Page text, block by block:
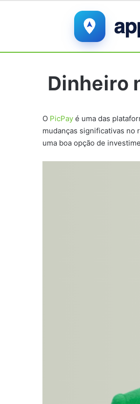
Dinheiro
O PicPay é uma das
mudanças significativas no
uma boa opção de